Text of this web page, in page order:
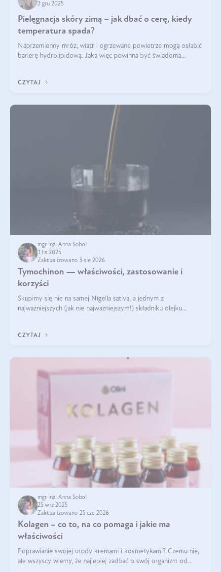
2 gru 2025
Pielęgnacja skóry zimą – jak dbać o cerę, kiedy
temperatura spada?
Naprzemienny mróz, wiatr i ogrzewane powietrze mogą osłabić
barierę hydrolipidową. Jaka więc powinna być świadoma
CZYTAJ
mgr inż. Anna Sobol
3 lis 2025
Zaktualizowano 5 sie 2026
Tymochinon — właściwości, zastosowanie i
korzyści
Skupimy się nie na samej Nigella sativa, a jednym z
najważniejszych (jak nie najważniejszym!) składniku olejku
CZYTAJ
mgr inż. Anna Sobol
25 wrz 2025
Zaktualizowano 25 cze 2026
Kolagen – co to, na co pomaga i jakie ma
właściwości
Poprawianie swojej urody kremami i kosmetykami? Czemu nie,
ale wszyscy wiemy, że najlepiej zadbać o swój organizm od